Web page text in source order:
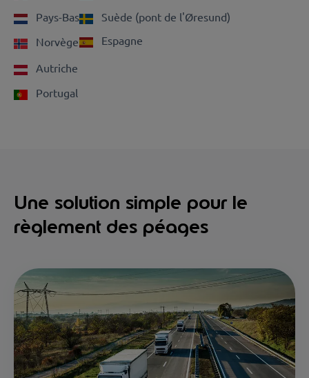
Pays-Bas
Norvège
Autriche
Portugal
Suède (pont de l'Øresund)
Espagne
Une solution simple pour le
règlement des péages